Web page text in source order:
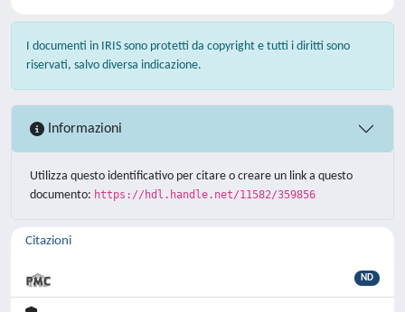
I documenti in IRIS sono protetti da copyright e tutti i diritti sono
riservati, salvo diversa indicazione.
Informazioni
Utilizza questo identificativo per citare o creare un link a questo
documento: https://hdl.handle.net/11582/359856
Citazioni
ND